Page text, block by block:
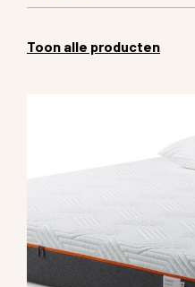
Toon alle producten